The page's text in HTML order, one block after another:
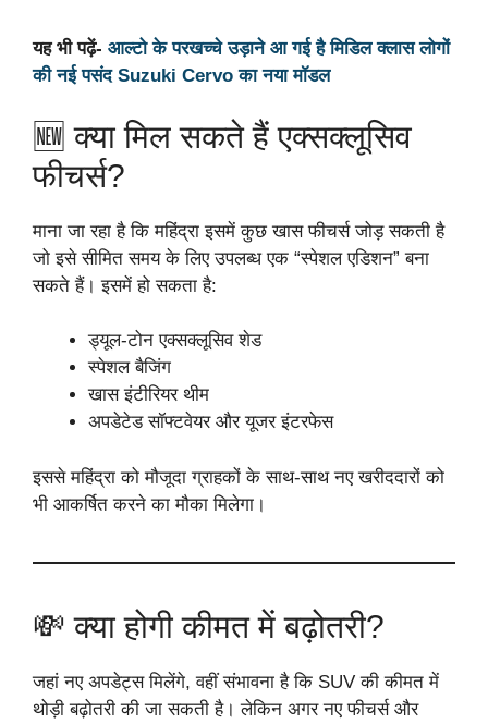
यह भी पढ़ें- आल्टो के परखच्चे उड़ाने आ गई है मिडिल क्लास लोगों
की नई पसंद Suzuki Cervo का नया मॉडल
🆕 क्या मिल सकते हैं एक्सक्लूसिव
फीचर्स?
माना जा रहा है कि महिंद्रा इसमें कुछ खास फीचर्स जोड़ सकती है
जो इसे सीमित समय के लिए उपलब्ध एक “स्पेशल एडिशन” बना
सकते हैं। इसमें हो सकता है:
ड्यूल-टोन एक्सक्लूसिव शेड
स्पेशल बैजिंग
खास इंटीरियर थीम
अपडेटेड सॉफ्टवेयर और यूजर इंटरफेस
इससे महिंद्रा को मौजूदा ग्राहकों के साथ-साथ नए खरीददारों को
भी आकर्षित करने का मौका मिलेगा।
💸 क्या होगी कीमत में बढ़ोतरी?
जहां नए अपडेट्स मिलेंगे, वहीं संभावना है कि SUV की कीमत में
थोड़ी बढ़ोतरी की जा सकती है। लेकिन अगर नए फीचर्स और